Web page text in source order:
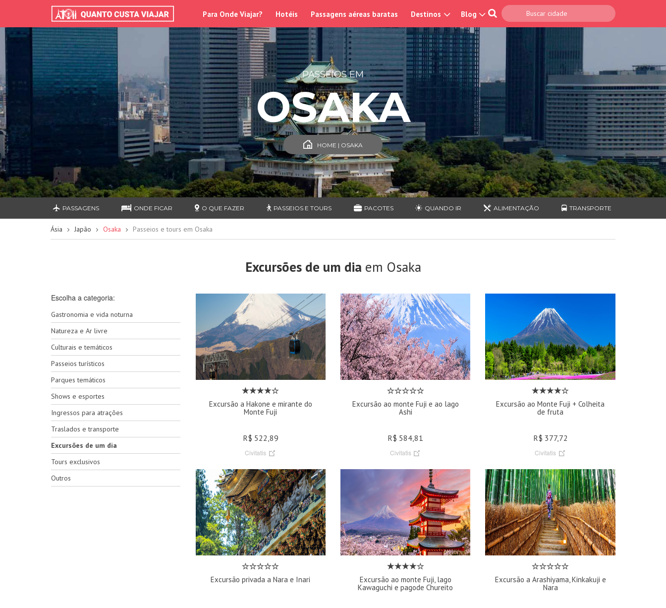
Para Onde Viajar? Hotéis Passagens aéreas baratas Destinos Blog
PASSEIOS EM
OSAKA
HOME | OSAKA
PASSAGENS ONDE FICAR O QUE FAZER PASSEIOS E TOURS PACOTES QUANDO IR ALIMENTAÇÃO TRANSPORTE
Ásia Japão Osaka Passeios e tours em Osaka
Excursões de um dia em Osaka
Escolha a categoria:
Gastronomia e vida noturna
Natureza e Ar livre
Culturais e temáticos
Passeios turísticos
Parques temáticos
Shows e esportes
Ingressos para atrações
Traslados e transporte
Excursões de um dia
Tours exclusivos
Outros
Excursão a Hakone e mirante do
Monte Fuji
R$ 522,89
Civitatis
Excursão ao monte Fuji e ao lago
Ashi
R$ 584,81
Civitatis
Excursão ao Monte Fuji + Colheita
de fruta
R$ 377,72
Civitatis
Excursão privada a Nara e Inari
Excursão ao monte Fuji, lago
Kawaguchi e pagode Chureito
Excursão a Arashiyama, Kinkakuji e
Nara